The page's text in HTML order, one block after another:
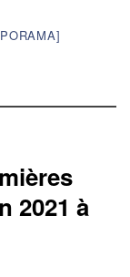
2021 à